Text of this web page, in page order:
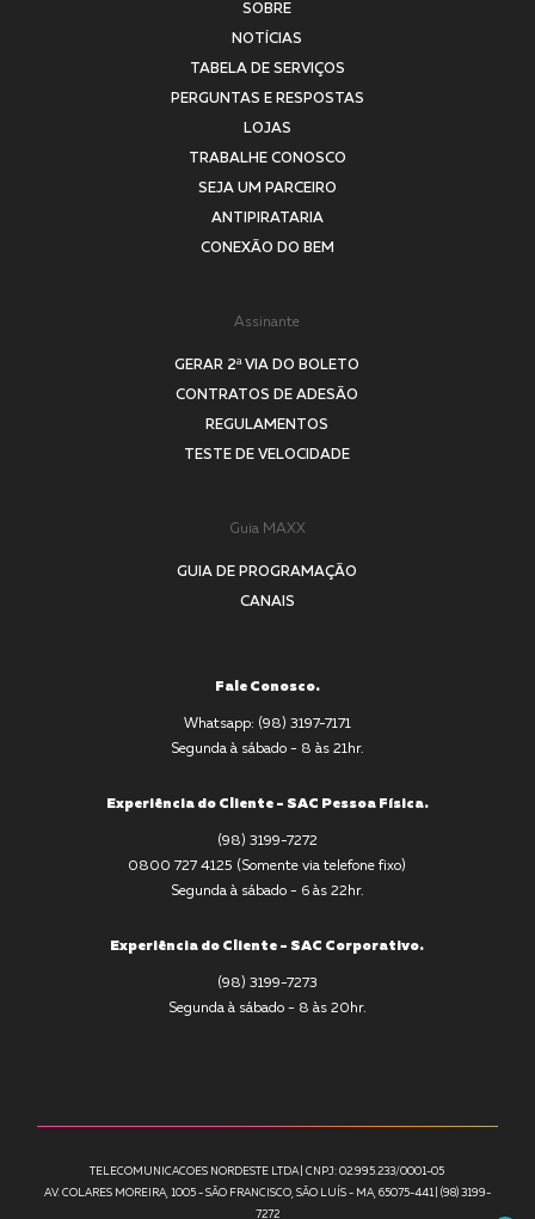
SOBRE
NOTÍCIAS
TABELA DE SERVIÇOS
PERGUNTAS E RESPOSTAS
LOJAS
TRABALHE CONOSCO
SEJA UM PARCEIRO
ANTIPIRATARIA
CONEXÃO DO BEM
Assinante
GERAR 2ª VIA DO BOLETO
CONTRATOS DE ADESÃO
REGULAMENTOS
TESTE DE VELOCIDADE
Guia MAXX
GUIA DE PROGRAMAÇÃO
CANAIS
Fale Conosco.
Whatsapp: (98) 3197-7171
Segunda à sábado - 8 às 21hr.
Experiência do Cliente - SAC Pessoa Física.
(98) 3199-7272
0800 727 4125 (Somente via telefone fixo)
Segunda à sábado - 6 às 22hr.
Experiência do Cliente - SAC Corporativo.
(98) 3199-7273
Segunda à sábado - 8 às 20hr.
TELECOMUNICACOES NORDESTE LTDA | CNPJ: 02.995.233/0001-05
AV. COLARES MOREIRA, 1005 - SÃO FRANCISCO, SÃO LUÍS - MA, 65075-441 | (98) 3199-
7272